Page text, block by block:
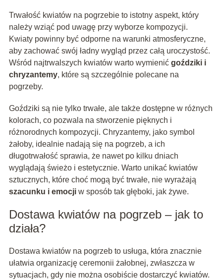
Trwałość kwiatów na pogrzebie to istotny aspekt, który
należy wziąć pod uwagę przy wyborze kompozycji.
Kwiaty powinny być odporne na warunki atmosferyczne,
aby zachować swój ładny wygląd przez całą uroczystość.
Wśród najtrwalszych kwiatów warto wymienić goździki i
chryzantemy, które są szczególnie polecane na
pogrzeby.
Goździki są nie tylko trwałe, ale także dostępne w różnych
kolorach, co pozwala na stworzenie pięknych i
różnorodnych kompozycji. Chryzantemy, jako symbol
żałoby, idealnie nadają się na pogrzeb, a ich
długotrwałość sprawia, że nawet po kilku dniach
wyglądają świeżo i estetycznie. Warto unikać kwiatów
sztucznych, które choć mogą być trwałe, nie wyrażają
szacunku i emocjiw sposób tak głęboki, jak żywe.
Dostawa kwiatów na pogrzeb – jak to
działa?
Dostawa kwiatów na pogrzeb to usługa, która znacznie
ułatwia organizację ceremonii żałobnej, zwłaszcza w
sytuacjach, gdy nie można osobiście dostarczyć kwiatów.